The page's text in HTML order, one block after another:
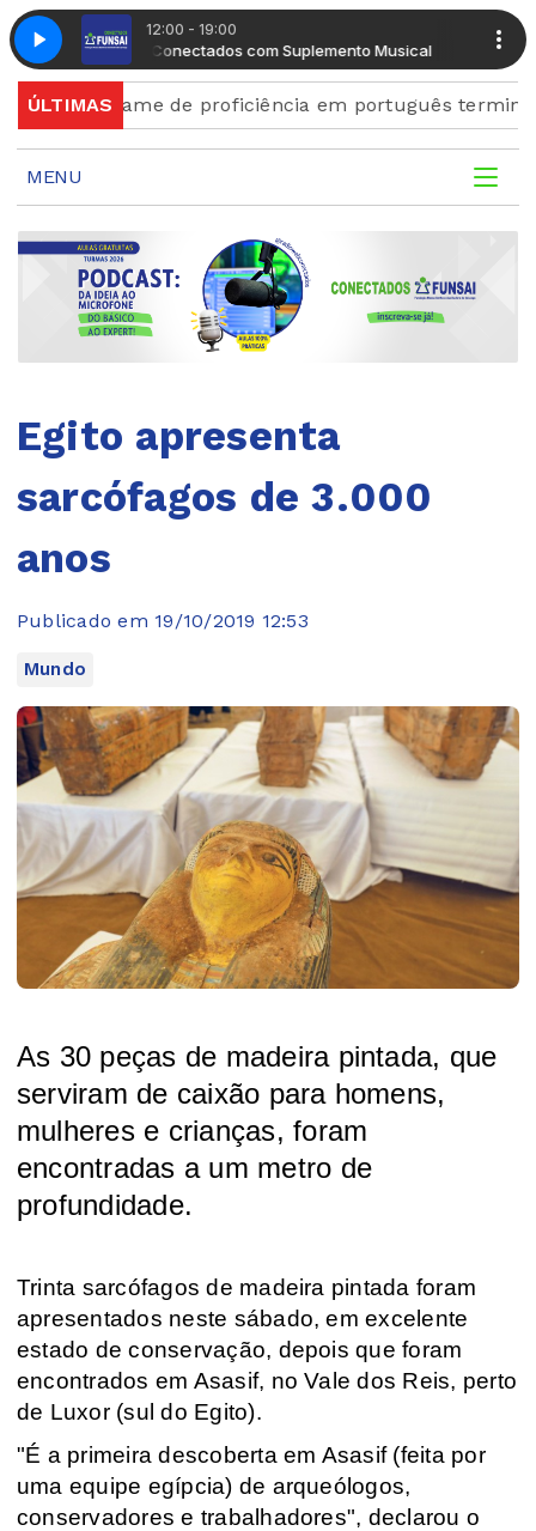
12:00 - 19:00
Radio Conectados com Suplemento Musical Radio
ÚLTIMAS
exame de proficiência em português terminam quinta
MENU
Egito apresenta
sarcófagos de 3.000
anos
Publicado em 19/10/2019 12:53
Mundo
As 30 peças de madeira pintada, que
serviram de caixão para homens,
mulheres e crianças, foram
encontradas a um metro de
profundidade.
Trinta sarcófagos de madeira pintada foram
apresentados neste sábado, em excelente
estado de conservação, depois que foram
encontrados em Asasif, no Vale dos Reis, perto
de Luxor (sul do Egito).
"É a primeira descoberta em Asasif (feita por
uma equipe egípcia) de arqueólogos,
conservadores e trabalhadores", declarou o